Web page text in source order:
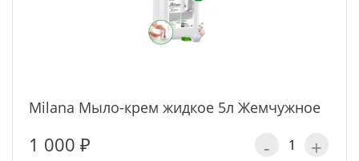
Milana Мыло-крем жидкое 5л Жемчужное
1 000 ₽ - +